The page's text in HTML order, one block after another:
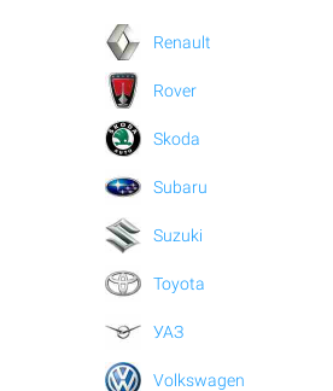
Renault
Rover
Skoda
Subaru
Suzuki
Toyota
УАЗ
Volkswagen